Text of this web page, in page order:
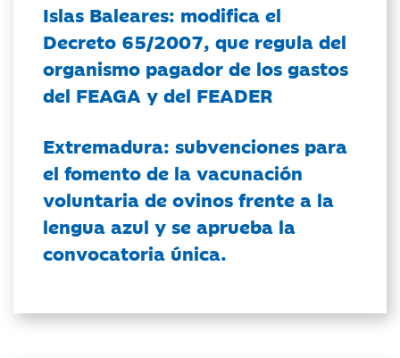
Islas Baleares: modifica el
Decreto 65/2007, que regula del
organismo pagador de los gastos
del FEAGA y del FEADER
Extremadura: subvenciones para
el fomento de la vacunación
voluntaria de ovinos frente a la
lengua azul y se aprueba la
convocatoria única.